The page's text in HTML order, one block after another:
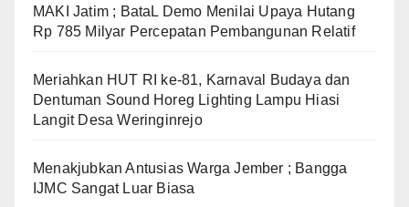
MAKI Jatim ; BataL Demo Menilai Upaya Hutang
Rp 785 Milyar Percepatan Pembangunan Relatif
Meriahkan HUT RI ke-81, Karnaval Budaya dan
Dentuman Sound Horeg Lighting Lampu Hiasi
Langit Desa Weringinrejo
Menakjubkan Antusias Warga Jember ; Bangga
IJMC Sangat Luar Biasa